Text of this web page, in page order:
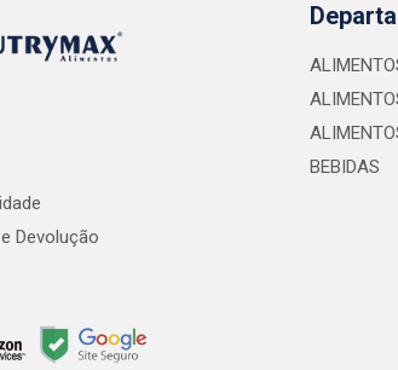
Devolução
BEBIDAS